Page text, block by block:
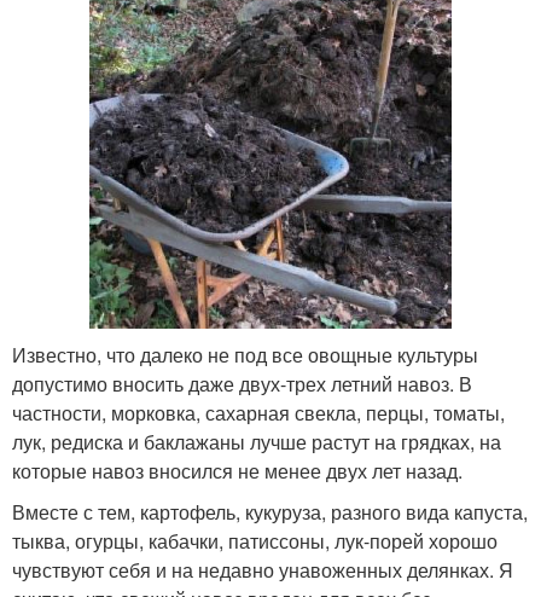
Известно, что далеко не под все овощные культуры
допустимо вносить даже двух-трех летний навоз. В
частности, морковка, сахарная свекла, перцы, томаты,
лук, редиска и баклажаны лучше растут на грядках, на
которые навоз вносился не менее двух лет назад.
Вместе с тем, картофель, кукуруза, разного вида капуста,
тыква, огурцы, кабачки, патиссоны, лук-порей хорошо
чувствуют себя и на недавно унавоженных делянках. Я